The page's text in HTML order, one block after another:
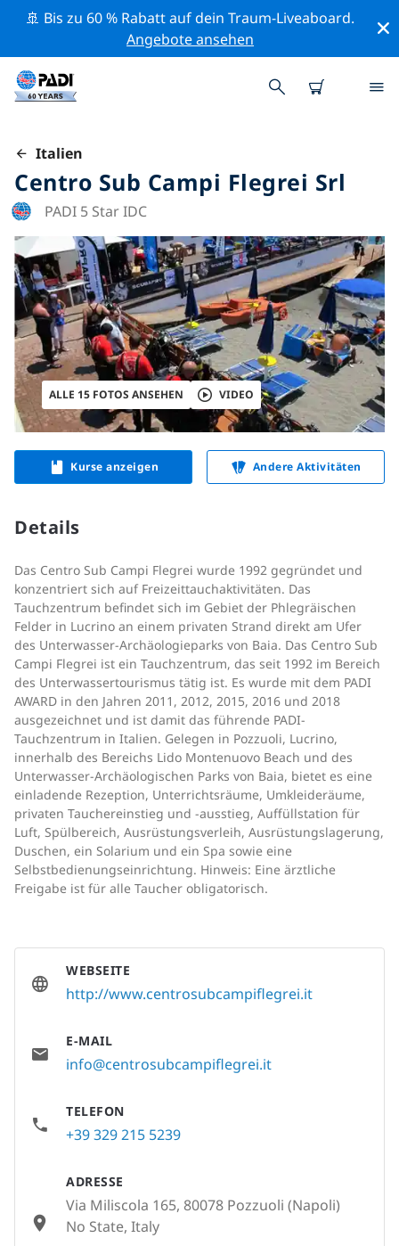
🚢 Bis zu 60 % Rabatt auf dein Traum-Liveaboard.
Angebote ansehen
Italien
Centro Sub Campi Flegrei Srl
PADI 5 Star IDC
ALLE 15 FOTOS ANSEHEN VIDEO
Kurse anzeigen Andere Aktivitäten
Details
Das Centro Sub Campi Flegrei wurde 1992 gegründet und
konzentriert sich auf Freizeittauchaktivitäten. Das
Tauchzentrum befindet sich im Gebiet der Phlegräischen
Felder in Lucrino an einem privaten Strand direkt am Ufer
des Unterwasser-Archäologieparks von Baia. Das Centro Sub
Campi Flegrei ist ein Tauchzentrum, das seit 1992 im Bereich
des Unterwassertourismus tätig ist. Es wurde mit dem PADI
AWARD in den Jahren 2011, 2012, 2015, 2016 und 2018
ausgezeichnet und ist damit das führende PADI-
Tauchzentrum in Italien. Gelegen in Pozzuoli, Lucrino,
innerhalb des Bereichs Lido Montenuovo Beach und des
Unterwasser-Archäologischen Parks von Baia, bietet es eine
einladende Rezeption, Unterrichtsräume, Umkleideräume,
privaten Tauchereinstieg und -ausstieg, Auffüllstation für
Luft, Spülbereich, Ausrüstungsverleih, Ausrüstungslagerung,
Duschen, ein Solarium und ein Spa sowie eine
Selbstbedienungseinrichtung. Hinweis: Eine ärztliche
Freigabe ist für alle Taucher obligatorisch.
WEBSEITE
http://www.centrosubcampiflegrei.it
E-MAIL
info@centrosubcampiflegrei.it
TELEFON
+39 329 215 5239
ADRESSE
Via Miliscola 165, 80078 Pozzuoli (Napoli)
No State, Italy